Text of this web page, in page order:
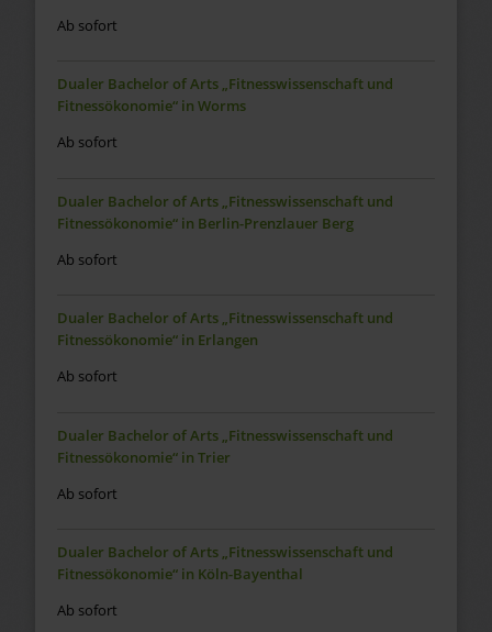
Ab sofort
Dualer Bachelor of Arts „Fitnesswissenschaft und
Fitnessökonomie“ in Worms
Ab sofort
Dualer Bachelor of Arts „Fitnesswissenschaft und
Fitnessökonomie“ in Berlin-Prenzlauer Berg
Ab sofort
Dualer Bachelor of Arts „Fitnesswissenschaft und
Fitnessökonomie“ in Erlangen
Ab sofort
Dualer Bachelor of Arts „Fitnesswissenschaft und
Fitnessökonomie“ in Trier
Ab sofort
Dualer Bachelor of Arts „Fitnesswissenschaft und
Fitnessökonomie“ in Köln-Bayenthal
Ab sofort